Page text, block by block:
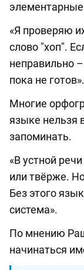
«Я проверяю
слово "хоп".
неправильно
пока не готов».
Многие
языке нельзя
запоминать.
«В устной
или твёрже.
Без этого
система».
По мнению
начинаться